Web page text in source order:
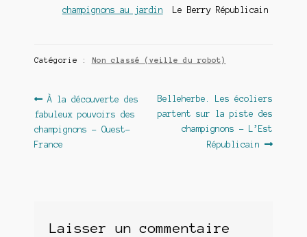
champignons au jardin Le Berry Républicain
Catégorie : Non classé (veille du robot)
Navigation
de
l’article
Article
précédent :
À la découverte des
fabuleux pouvoirs des
champignons – Ouest-
France
Article
suivant :
Belleherbe. Les écoliers
partent sur la piste des
champignons – L’Est
Républicain
Laisser un commentaire